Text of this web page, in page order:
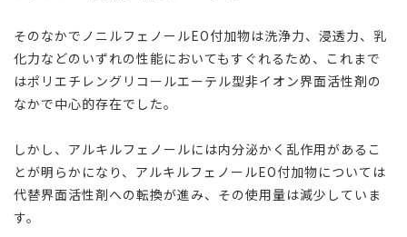
そのなかでノニルフェノールEO付加物は洗浄力、浸透力、乳
化力などのいずれの性能においてもすぐれるため、これまで
はポリエチレングリコールエーテル型非イオン界面活性剤の
なかで中心的存在でした。
しかし、アルキルフェノールには内分泌かく乱作用があるこ
とが明らかになり、アルキルフェノールEO付加物については
代替界面活性剤への転換が進み、その使用量は減少していま
す。